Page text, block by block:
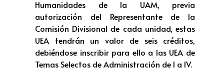
Humanidades de la UAM, previa
autorización del Representante de la
Comisión Divisional de cada unidad, estas
UEA tendrán un valor de seis créditos,
debiéndose inscribir para ello a las UEA de
Temas Selectos de Administración de I a IV.